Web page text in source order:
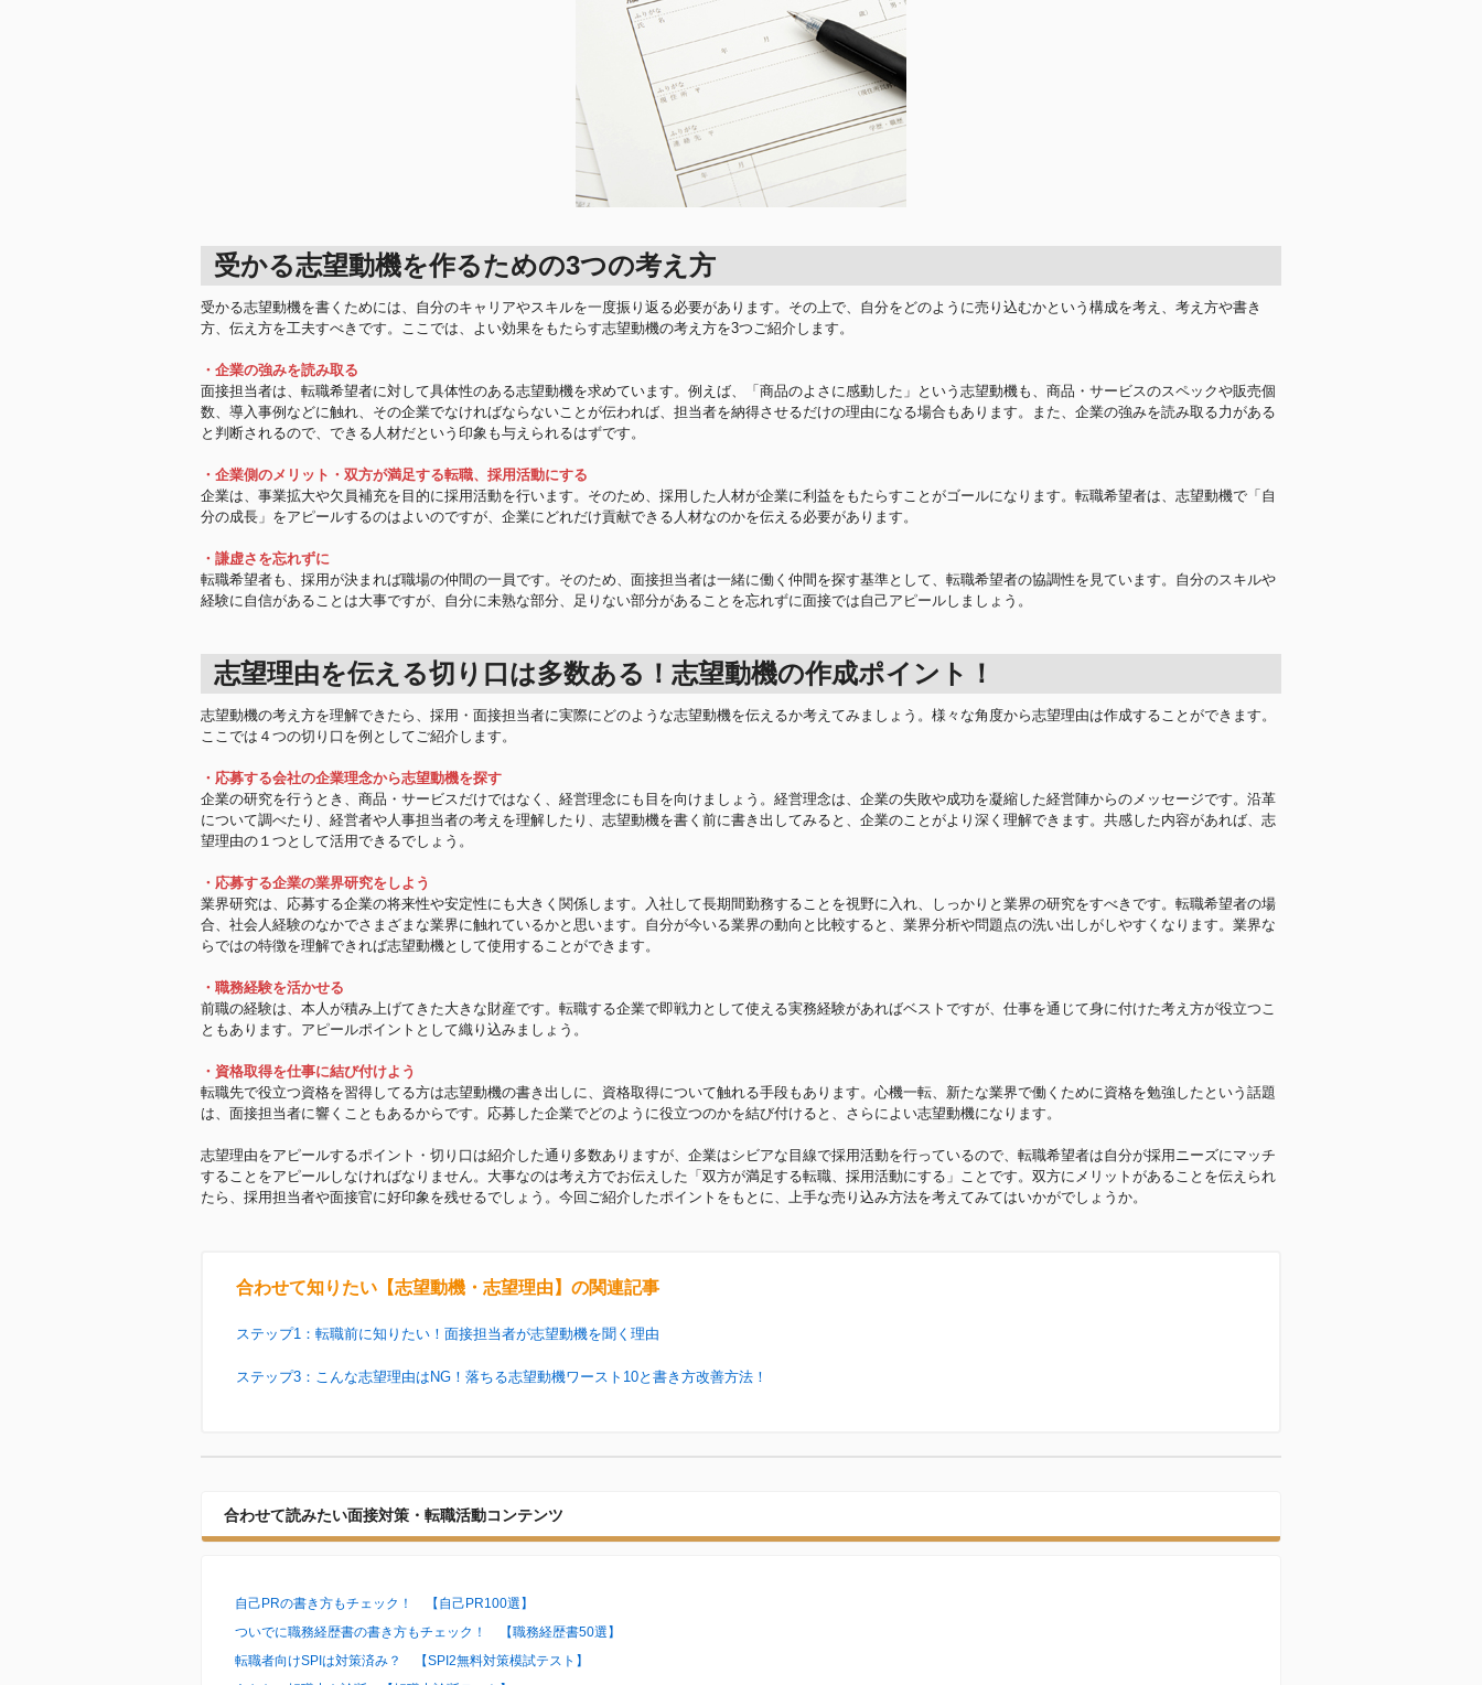
受かる志望動機を作るための3つの考え方
受かる志望動機を書くためには、自分のキャリアやスキルを一度振り返る必要があります。その上で、自分をどのように売り込むかという構成を考え、考え方や書き
方、伝え方を工夫すべきです。ここでは、よい効果をもたらす志望動機の考え方を3つご紹介します。
・企業の強みを読み取る
面接担当者は、転職希望者に対して具体性のある志望動機を求めています。例えば、「商品のよさに感動した」という志望動機も、商品・サービスのスペックや販売個
数、導入事例などに触れ、その企業でなければならないことが伝われば、担当者を納得させるだけの理由になる場合もあります。また、企業の強みを読み取る力がある
と判断されるので、できる人材だという印象も与えられるはずです。
・企業側のメリット・双方が満足する転職、採用活動にする
企業は、事業拡大や欠員補充を目的に採用活動を行います。そのため、採用した人材が企業に利益をもたらすことがゴールになります。転職希望者は、志望動機で「自
分の成長」をアピールするのはよいのですが、企業にどれだけ貢献できる人材なのかを伝える必要があります。
・謙虚さを忘れずに
転職希望者も、採用が決まれば職場の仲間の一員です。そのため、面接担当者は一緒に働く仲間を探す基準として、転職希望者の協調性を見ています。自分のスキルや
経験に自信があることは大事ですが、自分に未熟な部分、足りない部分があることを忘れずに面接では自己アピールしましょう。
志望理由を伝える切り口は多数ある！志望動機の作成ポイント！
志望動機の考え方を理解できたら、採用・面接担当者に実際にどのような志望動機を伝えるか考えてみましょう。様々な角度から志望理由は作成することができます。
ここでは４つの切り口を例としてご紹介します。
・応募する会社の企業理念から志望動機を探す
企業の研究を行うとき、商品・サービスだけではなく、経営理念にも目を向けましょう。経営理念は、企業の失敗や成功を凝縮した経営陣からのメッセージです。沿革
について調べたり、経営者や人事担当者の考えを理解したり、志望動機を書く前に書き出してみると、企業のことがより深く理解できます。共感した内容があれば、志
望理由の１つとして活用できるでしょう。
・応募する企業の業界研究をしよう
業界研究は、応募する企業の将来性や安定性にも大きく関係します。入社して長期間勤務することを視野に入れ、しっかりと業界の研究をすべきです。転職希望者の場
合、社会人経験のなかでさまざまな業界に触れているかと思います。自分が今いる業界の動向と比較すると、業界分析や問題点の洗い出しがしやすくなります。業界な
らではの特徴を理解できれば志望動機として使用することができます。
・職務経験を活かせる
前職の経験は、本人が積み上げてきた大きな財産です。転職する企業で即戦力として使える実務経験があればベストですが、仕事を通じて身に付けた考え方が役立つこ
ともあります。アピールポイントとして織り込みましょう。
・資格取得を仕事に結び付けよう
転職先で役立つ資格を習得してる方は志望動機の書き出しに、資格取得について触れる手段もあります。心機一転、新たな業界で働くために資格を勉強したという話題
は、面接担当者に響くこともあるからです。応募した企業でどのように役立つのかを結び付けると、さらによい志望動機になります。
志望理由をアピールするポイント・切り口は紹介した通り多数ありますが、企業はシビアな目線で採用活動を行っているので、転職希望者は自分が採用ニーズにマッチ
することをアピールしなければなりません。大事なのは考え方でお伝えした「双方が満足する転職、採用活動にする」ことです。双方にメリットがあることを伝えられ
たら、採用担当者や面接官に好印象を残せるでしょう。今回ご紹介したポイントをもとに、上手な売り込み方法を考えてみてはいかがでしょうか。
合わせて知りたい【志望動機・志望理由】の関連記事
ステップ1：転職前に知りたい！面接担当者が志望動機を聞く理由
ステップ3：こんな志望理由はNG！落ちる志望動機ワースト10と書き方改善方法！
合わせて読みたい面接対策・転職活動コンテンツ
自己PRの書き方もチェック！ 【自己PR100選】
ついでに職務経歴書の書き方もチェック！ 【職務経歴書50選】
転職者向けSPIは対策済み？ 【SPI2無料対策模試テスト】